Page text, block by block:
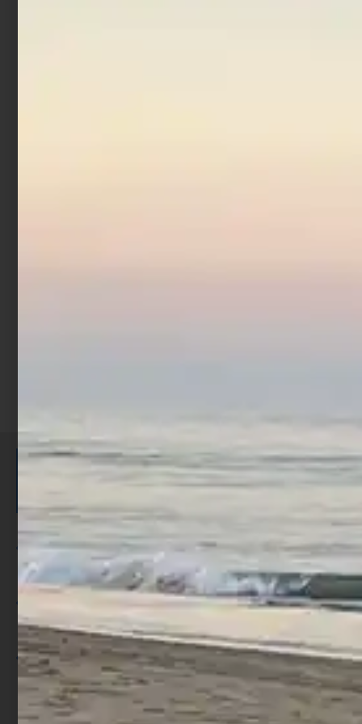
ISCRIVITI E RICEVI 3,50€ DI
SCONTO >
Per ogni acquisto accumuli ulteriori
punti;
Utilizza i punti per ricevere uno
sconto;
I punti sono indicati nella pagina
prodotto;